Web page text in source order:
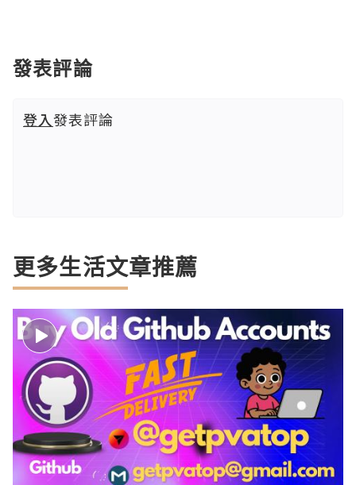
發表評論
登入發表評論
更多生活文章推薦